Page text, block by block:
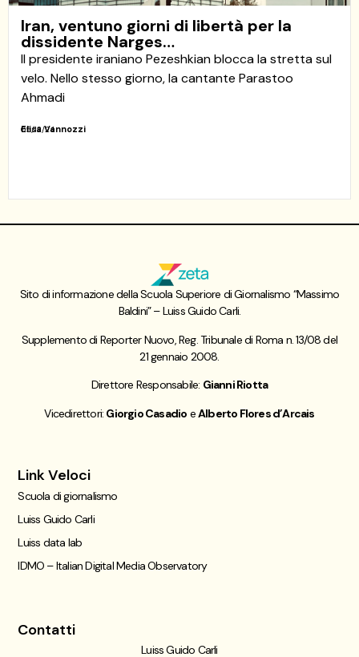
Iran, ventuno giorni di libertà per la
dissidente Narges…
Il presidente iraniano Pezeshkian blocca la stretta sul
velo. Nello stesso giorno, la cantante Parastoo
Ahmadi
05/12/24
Elisa Vannozzi
Sito di informazione della Scuola Superiore di Giornalismo “Massimo
Baldini” – Luiss Guido Carli.
Supplemento di Reporter Nuovo, Reg. Tribunale di Roma n. 13/08 del
21 gennaio 2008.
Direttore Responsabile: Gianni Riotta
Vicedirettori: Giorgio Casadio eAlberto Flores d’Arcais
Link Veloci
Scuola di giornalismo
Luiss Guido Carli
Luiss data lab
IDMO – Italian Digital Media Observatory
Contatti
Luiss Guido Carli